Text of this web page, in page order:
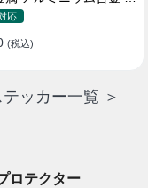
オクルージョン ステ
応
(税込)
ッカー一覧 ＞
ロテクター